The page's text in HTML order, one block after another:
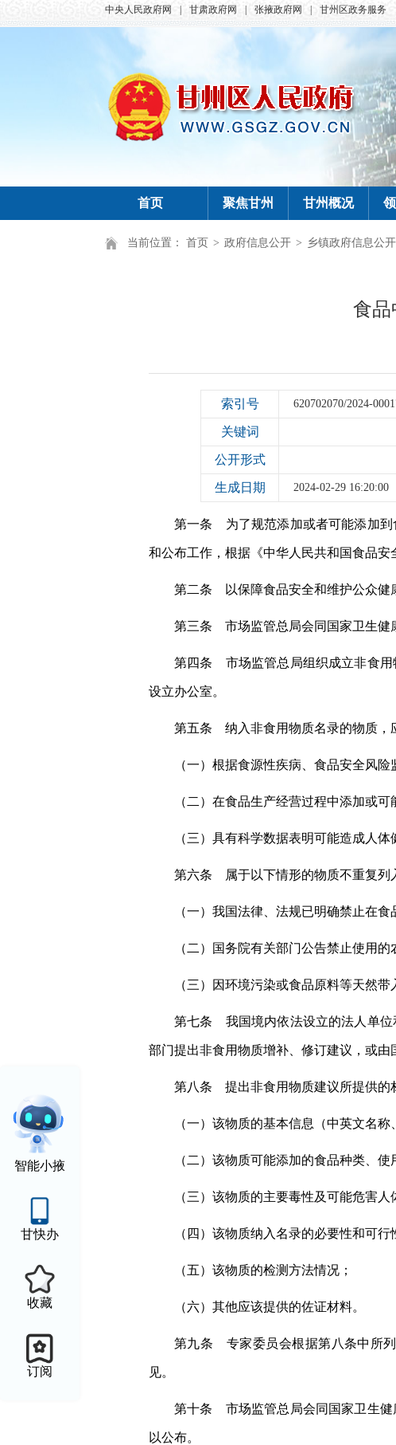
中央人民政府网 甘肃政府网 张掖政府网 甘州区政务服务
首页 聚焦甘州 甘州概况
智能小掖
甘快办
收藏
订阅
当前位置： 首页 > 政府信息公开 > 乡镇政府信息公开
食品
索引号 620702070/2024-
关键词
公开形式
生成日期 2024-02-29 16:20:00
第一条 为了规范添加或者可能添加到
和公布工作，根据《中华人民共和国食品安
第二条 以保障食品安全和维护公众健
第三条 市场监管总局会同国家卫生健
第四条 市场监管总局组织成立非食用
设立办公室。
第五条 纳入非食用物质名录的物质，
（一）根据食源性疾病、食品安全风
（二）在食品生产经营过程中添加或
（三）具有科学数据表明可能造成人体
第六条 属于以下情形的物质不重复列
（一）我国法律、法规已明确禁止在食
（二）国务院有关部门公告禁止使用
（三）因环境污染或食品原料等天然
第七条 我国境内依法设立的法人单位
部门提出非食用物质增补、修订建议，或
第八条 提出非食用物质建议所提供的
（一）该物质的基本信息（中英文名
（二）该物质可能添加的食品种类、
（三）该物质的主要毒性及可能危害
（四）该物质纳入名录的必要性和可行
（五）该物质的检测方法情况；
（六）其他应该提供的佐证材料。
第九条 专家委员会根据第八条中所
见。
第十条 市场监管总局会同国家卫生健
以公布。